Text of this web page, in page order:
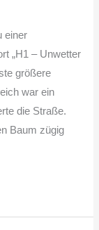
einer
„H1 – Unwetter
größere
war ein
die Straße.
Baum zügig